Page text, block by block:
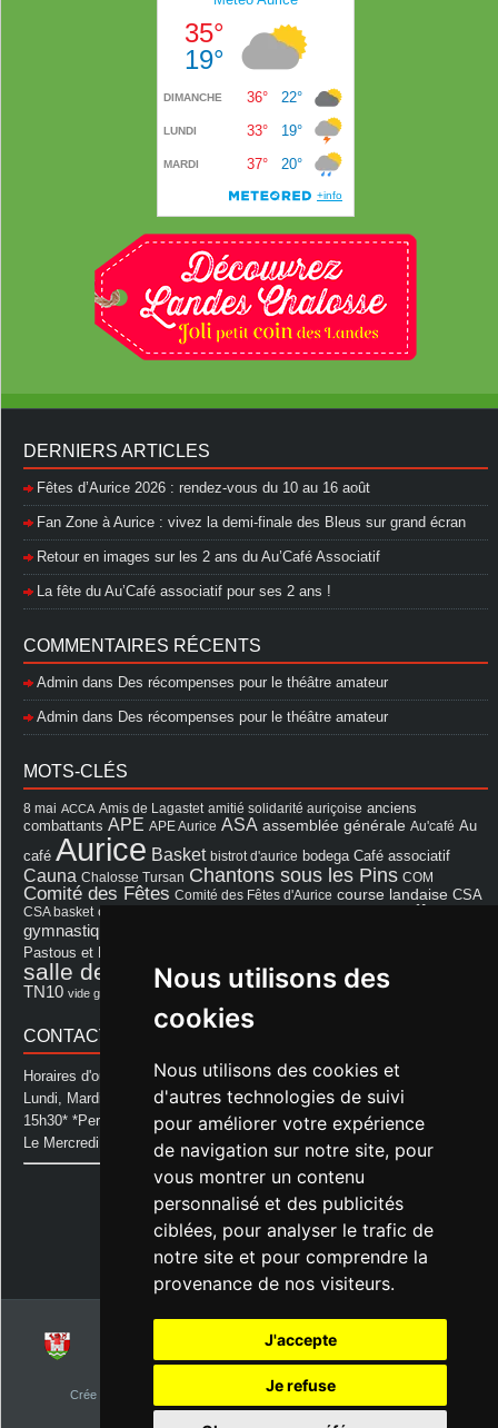
Nous utilisons des
cookies
Nous utilisons des cookies et
d'autres technologies de suivi
pour améliorer votre expérience
de navigation sur notre site, pour
vous montrer un contenu
personnalisé et des publicités
ciblées, pour analyser le trafic de
notre site et pour comprendre la
provenance de nos visiteurs.
J'accepte
Je refuse
DERNIERS ARTICLES
Fêtes d’Aurice 2026 : rendez-vous du 10 au 16 août
Fan Zone à Aurice : vivez la demi-finale des Bleus sur grand écran
Retour en images sur les 2 ans du Au’Café Associatif
La fête du Au’Café associatif pour ses 2 ans !
COMMENTAIRES RÉCENTS
Admin dans Des récompenses pour le théâtre amateur
Admin dans Des récompenses pour le théâtre amateur
MOTS-CLÉS
8 mai ACCA Amis de Lagastet amitié solidarité auriçoise anciens
combattants APE APE Aurice ASA assemblée générale Au'café Au
café Aurice Basket bistrot d'aurice bodega Café associatif
Cauna Chalosse Tursan Chantons sous les Pins COM
Comité des Fêtes Comité des Fêtes d'Aurice course landaise CSA
CSA basket cérémonie
fêtes
gymnastique volontaire
Pastous et Pastourettes
salle des fêtes salle des fêtes d'aurice Souprosse
TN10 vide grenier Voeux école
CONTACT MAIRIE
Horaires d'ouverture de la Mairie:
Lundi, Mardi, Jeudi et Vendredi : de 08h00 à 11h30 et de 12h30 à
15h30* *Permanence téléphonique jusqu'à 17h00
Le Mercredi : de 08h00 à 11h00
Mairie d'Aurice
14 Avenue des Pastous
40500 Aurice
Tel : 05 58 76 06 50
Plus d'infos »
Crée par | Theme Designé et hébergé par : NetClic.fr